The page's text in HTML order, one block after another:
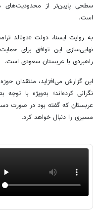
سطحی پایین‌تر از محدودیت‌های
است.
به روایت ایسنا، دولت «دونالد
نهایی‌سازی این توافق برای
راهبردی با عربستان سعودی است.
این گزارش می‌افزاید، منتقدان
نگرانی کرده‌اند؛ به‌ویژه با
عربستان که گفته بود در صورت
مسیری را دنبال خواهد کرد.